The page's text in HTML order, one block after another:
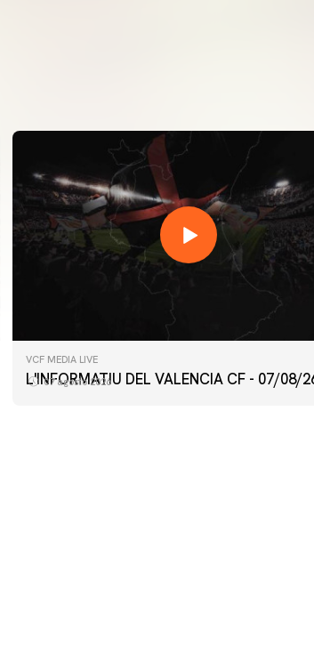
VCF MEDIA LIVE
L'INFORMATIU DEL VALENCIA CF - 07/08/
07 agosto 2026
PRIMER EQUIPO
ENTRENAMIENTO DEL VALENCIA CF 6/8/